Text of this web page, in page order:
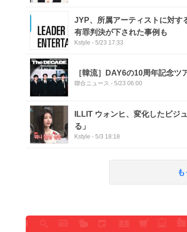
JYP、所属アーティストに対
有罪判決が下された事例も
Kstyle - 5/23 17:33
［韓流］DAY6の10周年記念
聯合ニュース - 5/23 06:00
ILLIT ウォンヒ、変化したビジ
る」
Kstyle - 5/3 18:18